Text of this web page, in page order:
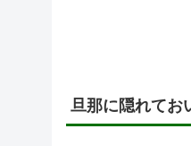
旦那に隠れてお